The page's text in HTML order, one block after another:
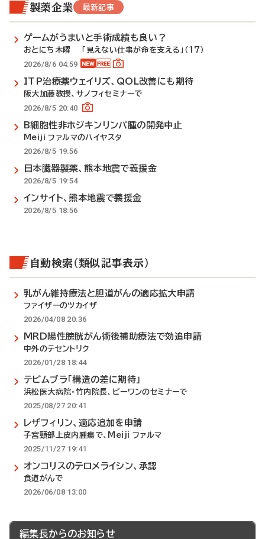
製薬企業 最新記事
ゲームがうまいと手術成績も良い？
おとにち木曜 「見えない仕事が命を支える」（17）
2026/8/6 04:59
ITP治療薬ウェイリズ、QOL改善にも期待
阪大加藤教授、サノフィセミナーで
2026/8/5 20:40
B細胞性非ホジキンリンパ腫の開発中止
Meiji ファルマのハイヤスタ
2026/8/5 19:56
日本臓器製薬、熊本地震で義援金
2026/8/5 19:54
インサイト、熊本地震で義援金
2026/8/5 18:56
自動検索（類似記事表示）
乳がん維持療法と胆道がんの適応拡大申請
ファイザーのツカイザ
2026/04/08 20:36
MRD陽性膀胱がん術後補助療法で効追申請
中外のテセントリク
2026/01/28 18:44
テビムブラ「構造の差に期待」
浜松医大病院・竹内院長、ビーワンのセミナーで
2025/08/27 20:41
レザフィリン、適応追加を申請
子宮頸部上皮内腫瘍で、Meiji ファルマ
2025/11/27 19:41
オンコリスのテロメライシン、承認
食道がんで
2026/06/08 13:00
編集長からのお知らせ